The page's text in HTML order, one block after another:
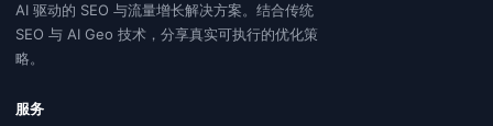
AI 驱动的 SEO 与流量增长解决方案。结合传统
SEO 与 AI Geo 技术，分享真实可执行的优化策
略。
服务